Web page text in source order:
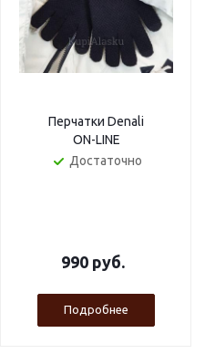
Перчатки Denali
ON-LINE
Достаточно
990 руб.
Подробнее